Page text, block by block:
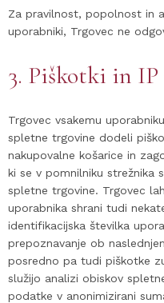
Za pravilnost, popolnost in
uporabniki, Trgovec ne
3. Piškotki in IP
Trgovec vsakemu
spletne trgovine dodeli
nakupovalne košarice in
ki se v pomnilniku strežnika
spletne trgovine. Trgovec
uporabnika shrani tudi
identifikacijska številka
prepoznavanje ob
posredno pa tudi piškotke
služijo analizi obiskov
podatke v anonimizirani